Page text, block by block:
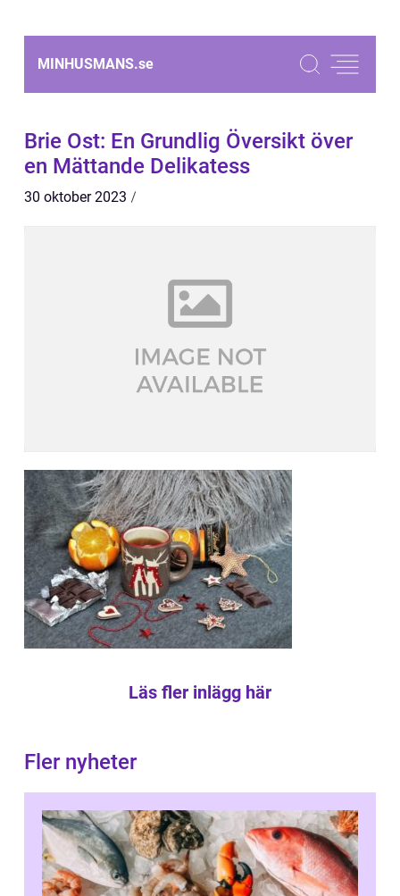
MINHUSMANS.se
Brie Ost: En Grundlig Översikt över
en Mättande Delikatess
30 oktober 2023
Läs fler inlägg här
Fler nyheter